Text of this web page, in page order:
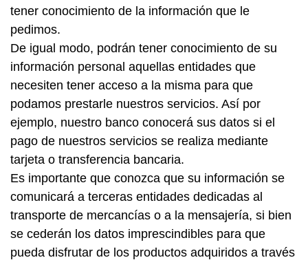
tener conocimiento de la información que le
pedimos.
De igual modo, podrán tener conocimiento de su
información personal aquellas entidades que
necesiten tener acceso a la misma para que
podamos prestarle nuestros servicios. Así por
ejemplo, nuestro banco conocerá sus datos si el
pago de nuestros servicios se realiza mediante
tarjeta o transferencia bancaria.
Es importante que conozca que su información se
comunicará a terceras entidades dedicadas al
transporte de mercancías o a la mensajería, si bien
se cederán los datos imprescindibles para que
pueda disfrutar de los productos adquiridos a través